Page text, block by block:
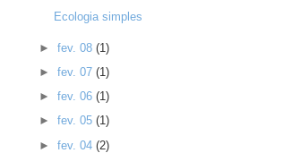
Ecologia simples
► fev. 08 (1)
► fev. 07 (1)
► fev. 06 (1)
► fev. 05 (1)
► fev. 04 (2)